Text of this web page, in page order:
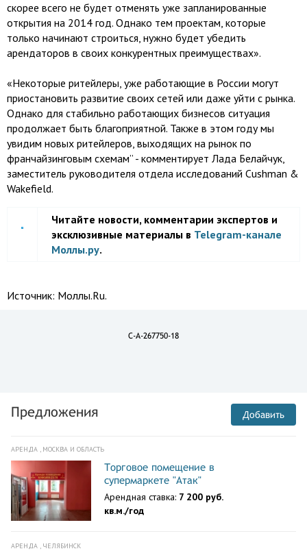
скорее всего не будет отменять уже запланированные
открытия на 2014 год. Однако тем проектам, которые
только начинают строиться, нужно будет убедить
арендаторов в своих конкурентных преимуществах».
«Некоторые ритейлеры, уже работающие в России могут
приостановить развитие своих сетей или даже уйти с рынка.
Однако для стабильно работающих бизнесов ситуация
продолжает быть благоприятной. Также в этом году мы
увидим новых ритейлеров, выходящих на рынок по
франчайзинговым схемам” - комментирует Лада Белайчук,
заместитель руководителя отдела исследований Cushman &
Wakefield.
Читайте новости, комментарии экспертов и
эксклюзивные материалы в Telegram-канале
Моллы.ру.
Источник: Моллы.Ru.
C-A-267750-18
Предложения Добавить
АРЕНДА , МОСКВА И ОБЛАСТЬ
Торговое помещение в
супермаркете "Атак"
Арендная ставка: 7 200 руб.
кв.м./год
АРЕНДА , ЧЕЛЯБИНСК